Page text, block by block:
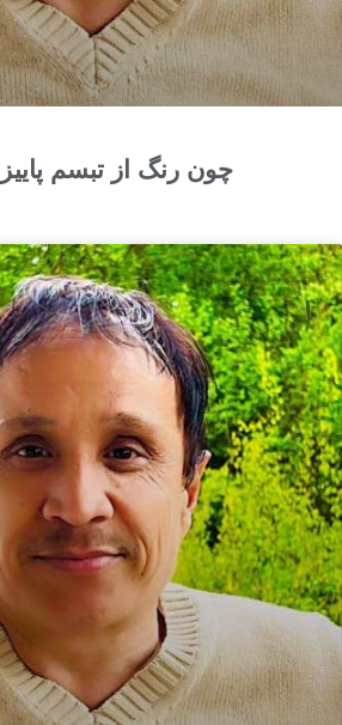
چون رنگ از تبسم